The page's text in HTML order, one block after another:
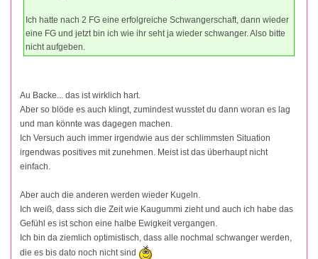
Ich hatte nach 2 FG eine erfolgreiche Schwangerschaft, dann wieder
eine FG und jetzt bin ich wie ihr seht ja wieder schwanger. Also bitte
nicht aufgeben.
Au Backe... das ist wirklich hart.
Aber so blöde es auch klingt, zumindest wusstet du dann woran es lag
und man könnte was dagegen machen.
Ich Versuch auch immer irgendwie aus der schlimmsten Situation
irgendwas positives mit zunehmen. Meist ist das überhaupt nicht
einfach.
Aber auch die anderen werden wieder Kugeln.
Ich weiß, dass sich die Zeit wie Kaugummi zieht und auch ich habe das
Gefühl es ist schon eine halbe Ewigkeit vergangen.
Ich bin da ziemlich optimistisch, dass alle nochmal schwanger werden,
die es bis dato noch nicht sind